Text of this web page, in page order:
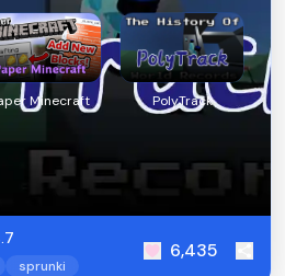
Minecraft PolyTrack
sprunki
6,435